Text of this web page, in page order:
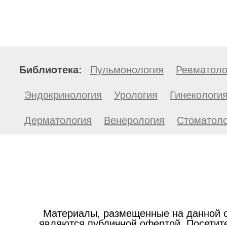
Библиотека: Пульмонология
Эндокринология Урология
Дерматология Венерология
Материалы, размещенные на данной